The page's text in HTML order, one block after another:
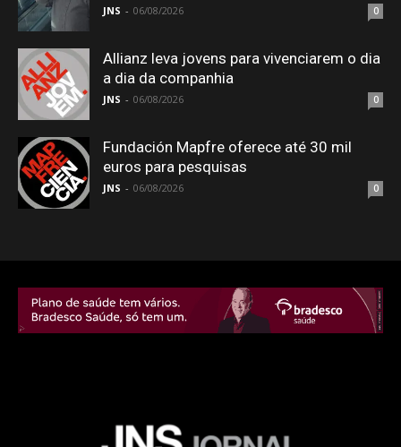
JNS - 06/08/2026 0
Allianz leva jovens para vivenciarem o dia
a dia da companhia
JNS - 06/08/2026 0
Fundación Mapfre oferece até 30 mil
euros para pesquisas
JNS - 06/08/2026 0